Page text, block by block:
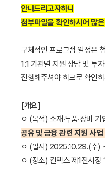
안내드리고자하니
첨부파일을 확인하시어 많
구체적인 프로그램 일정은
1:1 기관별 지원 상담 및 투
진행해주셔야 하므로 확인
[개요]
ㅇ (목적) 소재·부품·장비
공유 및 금융 관련 지원 사업
ㅇ (일시) 2025.10.29.(수
ㅇ (장소) 킨텍스 제1전시장